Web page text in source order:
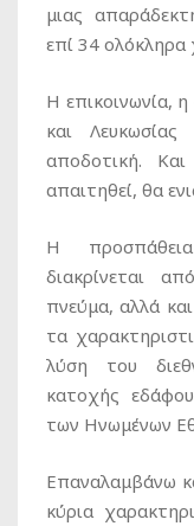
μιας
επί 34 ολόκληρα
Η επικοινωνία,
και Λευκωσίας
αποδοτική.
απαιτηθεί, θα
Η
διακρίνεται
πνεύμα, αλλά
τα
λύση του
κατοχής
των Ηνωμένων
Επαναλαμβάνω
κύρια